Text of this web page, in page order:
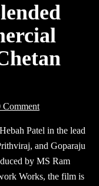
Comment
Patel in the lead
and Goparaju
by MS Ram
Works, the film is